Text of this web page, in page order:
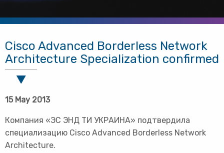
Cisco Advanced Borderless Network
Architecture Specialization confirmed
15 May 2013
Компания «ЭС ЭНД ТИ УКРАИНА» подтвердила
специализацию Сisco Advanced Borderless Network
Architecture.